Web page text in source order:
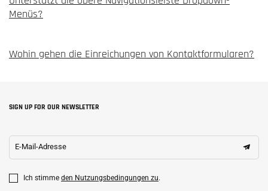
Menüs?
Wohin gehen die Einreichungen von Kontaktformularen?
SIGN UP FOR OUR NEWSLETTER
E-Mail-Adresse
Ich stimme den Nutzungsbedingungen zu.